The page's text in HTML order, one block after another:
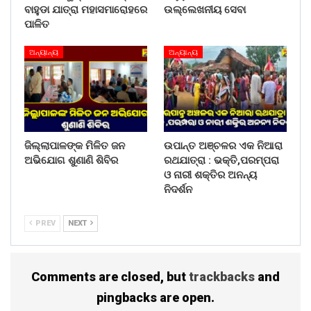
ବାହୁଡା ଯାତ୍ରା ମହାସମାରୋହରେ
ପାଳିତ
ଉଲ୍ଲେଖନୀୟ ସେବା
ଅନ୍ୟାନ୍ୟ
ଜିଲ୍ଲାପାଳଙ୍କ ମିଳିତ ଜନ
ଅଭିଯୋଗ ଶୁଣାଣି ଶିବିର
ଅନ୍ୟାନ୍ୟ
ଉପାନ୍ତ ଅଞ୍ଚଳର ଏକ ନିଆରା
ରଥଯାତ୍ରା : ଭକ୍ତି,ପରମ୍ପରା
ଓ ନାରୀ ଶକ୍ତିର ଅନନ୍ୟ
ନିଦର୍ଶନ
PREV NEXT
Comments are closed, buttrackbacks and
pingbacks are open.